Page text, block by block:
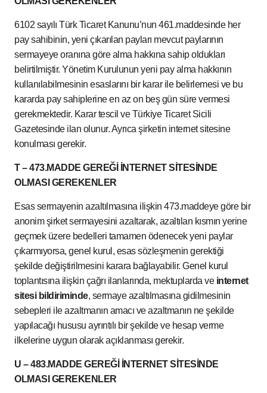
6102 sayılı Türk Ticaret Kanunu’nun 461.maddesinde her
pay sahibinin, yeni çıkarılan payları mevcut paylarının
sermayeye oranına göre alma hakkına sahip oldukları
belirtilmiştir. Yönetim Kurulunun yeni pay alma hakkının
kullanılabilmesinin esaslarını bir karar ile belirlemesi ve bu
kararda pay sahiplerine en az on beş gün süre vermesi
gerekmektedir. Karar tescil ve Türkiye Ticaret Sicili
Gazetesinde ilan olunur. Ayrıca şirketin internet sitesine
konulması gerekir.
T – 473.MADDE GEREĞİ İNTERNET SİTESİNDE
OLMASI GEREKENLER
Esas sermayenin azaltılmasına ilişkin 473.maddeye göre bir
anonim şirket sermayesini azaltarak, azaltılan kısmın yerine
geçmek üzere bedelleri tamamen ödenecek yeni paylar
çıkarmıyorsa, genel kurul, esas sözleşmenin gerektiği
şekilde değiştirilmesini karara bağlayabilir. Genel kurul
toplantısına ilişkin çağrı ilanlarında, mektuplarda ve internet
sitesi bildiriminde, sermaye azaltılmasına gidilmesinin
sebepleri ile azaltmanın amacı ve azaltmanın ne şekilde
yapılacağı hususu ayrıntılı bir şekilde ve hesap verme
ilkelerine uygun olarak açıklanması gerekir.
U – 483.MADDE GEREĞİ İNTERNET SİTESİNDE
OLMASI GEREKENLER